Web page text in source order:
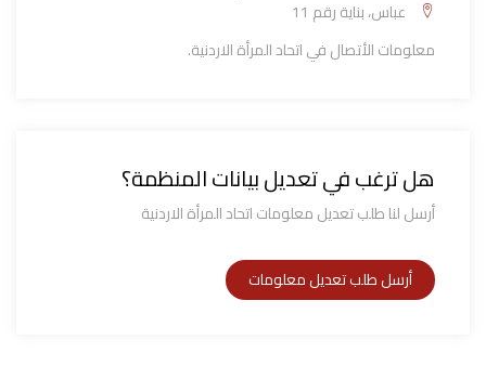
معلومات الأتصال في اتحاد المرأة الاردنية.
هل ترغب في تعديل بيانات المنظمة؟
أرسل لنا طلب تعديل معلومات اتحاد المرأة الاردنية